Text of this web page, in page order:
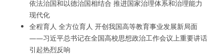
依法治国和以德治国相结合 推进国家治理体系和治理能力
现代化
全程育人 全方位育人 开创我国高等教育事业发展新局面
——习近平总书记在全国高校思想政治工作会议上重要讲话
引起热烈反响